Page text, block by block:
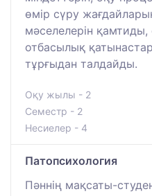
өмір сүру
мәселелерін
отбасылық
тұрғыдан талдайды.
Оқу жылы - 2
Семестр - 2
Несиелер - 4
Патопсихология
Пәннің мақсаты-